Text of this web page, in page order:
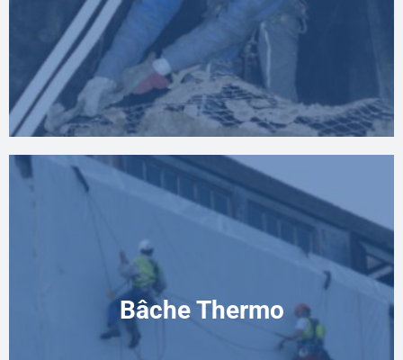
l’amiante
Bâche Thermo
Bâche Thermo
Protection de l’environnement de chantier par film